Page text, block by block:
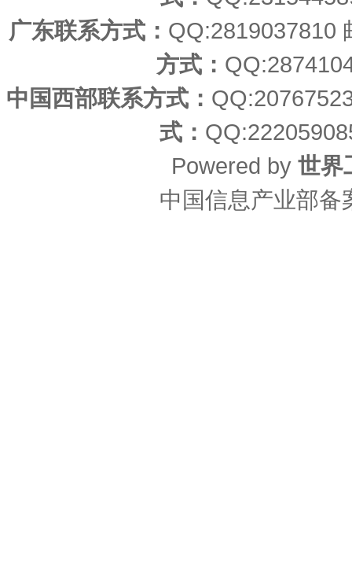
广东联系方式： QQ:2819037810
方式：
中国西部联系方式：
式：
Powered by 世界
中国信息产业部备